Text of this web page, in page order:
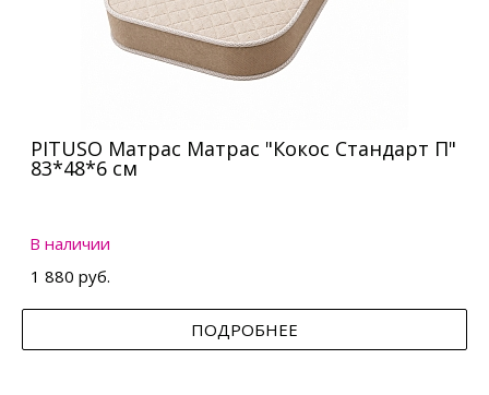
PITUSO Матрас Матрас "Кокос Стандарт П"
83*48*6 см
В наличии
1 880 руб.
ПОДРОБНЕЕ